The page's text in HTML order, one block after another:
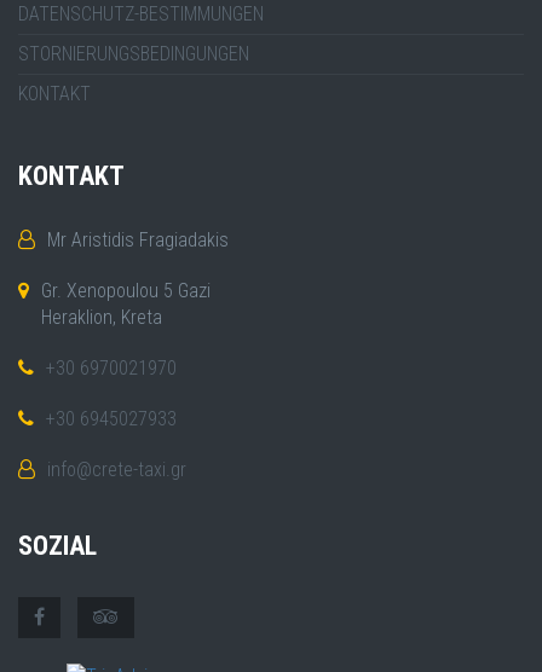
DATENSCHUTZ-BESTIMMUNGEN
STORNIERUNGSBEDINGUNGEN
KONTAKT
KONTAKT
Mr Aristidis Fragiadakis
Gr. Xenopoulou 5 Gazi
Heraklion, Kreta
+30 6970021970
+30 6945027933
info@crete-taxi.gr
SOZIAL